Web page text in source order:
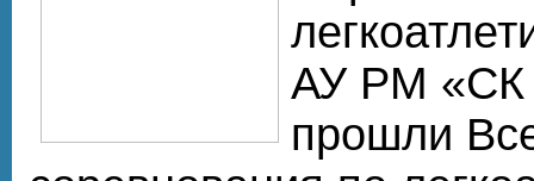
АУ РМ «СК
прошли